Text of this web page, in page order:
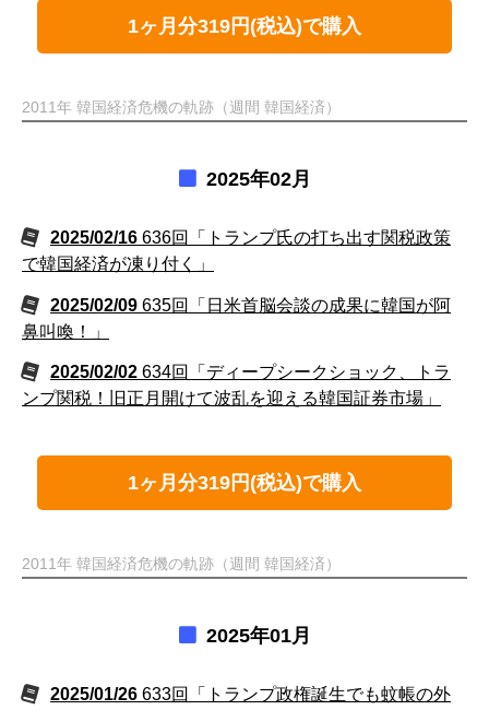
1ヶ月分319円(税込)で購入
2011年 韓国経済危機の軌跡（週間 韓国経済）
2025年02月
2025/02/16 636回「トランプ氏の打ち出す関税政策
で韓国経済が凍り付く」
2025/02/09 635回「日米首脳会談の成果に韓国が阿
鼻叫喚！」
2025/02/02 634回「ディープシークショック、トラ
ンプ関税！旧正月開けて波乱を迎える韓国証券市場」
1ヶ月分319円(税込)で購入
2011年 韓国経済危機の軌跡（週間 韓国経済）
2025年01月
2025/01/26 633回「トランプ政権誕生でも蚊帳の外